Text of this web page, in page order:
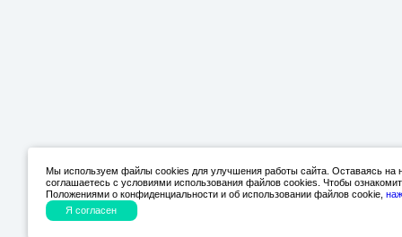
Мы используем файлы cookies для улучшения работы сайта. Оставаясь на
соглашаетесь с условиями использования файлов cookies. Чтобы
Положениями о конфиденциальности и об использовании файлов cookie,
Я согласен